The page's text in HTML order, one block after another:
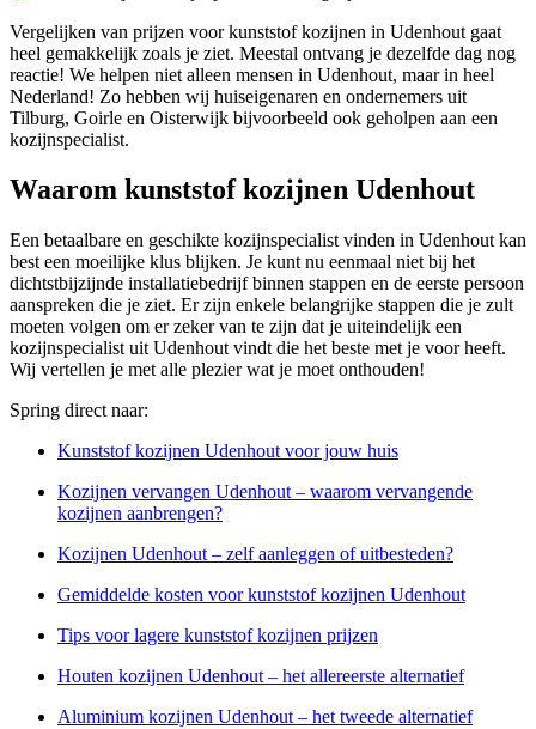
Vergelijken van prijzen voor kunststof kozijnen in Udenhout gaat
heel gemakkelijk zoals je ziet. Meestal ontvang je dezelfde dag nog
reactie! We helpen niet alleen mensen in Udenhout, maar in heel
Nederland! Zo hebben wij huiseigenaren en ondernemers uit
Tilburg, Goirle en Oisterwijk bijvoorbeeld ook geholpen aan een
kozijnspecialist.
Waarom kunststof kozijnen Udenhout
Een betaalbare en geschikte kozijnspecialist vinden in Udenhout kan
best een moeilijke klus blijken. Je kunt nu eenmaal niet bij het
dichtstbijzijnde installatiebedrijf binnen stappen en de eerste persoon
aanspreken die je ziet. Er zijn enkele belangrijke stappen die je zult
moeten volgen om er zeker van te zijn dat je uiteindelijk een
kozijnspecialist uit Udenhout vindt die het beste met je voor heeft.
Wij vertellen je met alle plezier wat je moet onthouden!
Spring direct naar:
Kunststof kozijnen Udenhout voor jouw huis
Kozijnen vervangen Udenhout – waarom vervangende
kozijnen aanbrengen?
Kozijnen Udenhout – zelf aanleggen of uitbesteden?
Gemiddelde kosten voor kunststof kozijnen Udenhout
Tips voor lagere kunststof kozijnen prijzen
Houten kozijnen Udenhout – het allereerste alternatief
Aluminium kozijnen Udenhout – het tweede alternatief